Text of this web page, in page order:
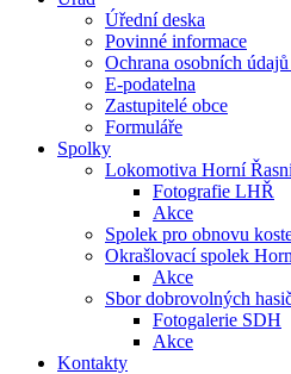
Úřední deska
Povinné informace
Ochrana osobních
E-podatelna
Zastupitelé obce
Formuláře
Spolky
Lokomotiva Horní
Fotografie LHŘ
Akce
Spolek pro obnovu
Okrašlovací spolek
Akce
Sbor dobrovolných
Fotogalerie SDH
Akce
Kontakty